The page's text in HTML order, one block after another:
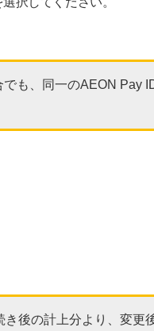
も、同一のAEON Pay
後の計上分より、変更